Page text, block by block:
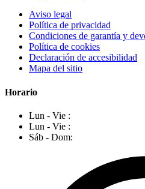
Aviso legal
Política de privacidad
Condiciones de garantía y
Política de cookies
Declaración de accesibilidad
Mapa del sitio
Horario
Lun - Vie :
Lun - Vie :
Sáb - Dom: